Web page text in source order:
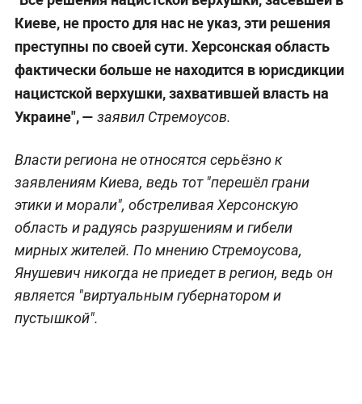
Киеве, не просто для нас не указ, эти решения
преступны по своей сути. Херсонская область
фактически больше не находится в юрисдикции
нацистской верхушки, захватившей власть на
Украине", — заявил Стремоусов.
Власти региона не относятся серьёзно к
заявлениям Киева, ведь тот "перешёл грани
этики и морали", обстреливая Херсонскую
область и радуясь разрушениям и гибели
мирных жителей. По мнению Стремоусова,
Янушевич никогда не приедет в регион, ведь он
является "виртуальным губернатором и
пустышкой".